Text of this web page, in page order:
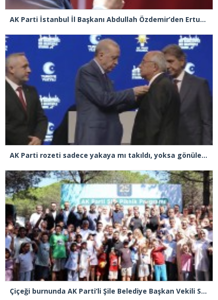
AK Parti İstanbul İl Başkanı Abdullah Özdemir’den Ertuğrul Özkök’e “Franco” tepkisi
AK Parti rozeti sadece yakaya mı takıldı, yoksa gönüle takılmadı mı?
Çiçeği burnunda AK Parti’li Şile Belediye Başkan Vekili Sacit Terzi, teşkilatlarla piknikte buluştu